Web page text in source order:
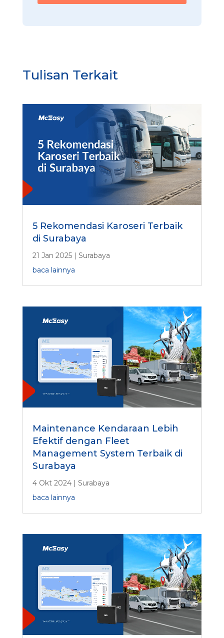
Tulisan Terkait
5 Rekomendasi Karoseri Terbaik
di Surabaya
21 Jan 2025| Surabaya
baca lainnya
Maintenance Kendaraan Lebih
Efektif dengan Fleet
Management System Terbaik di
Surabaya
4 Okt 2024| Surabaya
baca lainnya